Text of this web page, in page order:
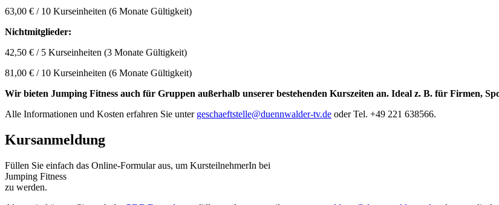
63,00 € / 10 Kurseinheiten (6 Monate Gültigkeit)
Nichtmitglieder:
42,50 € / 5 Kurseinheiten (3 Monate Gültigkeit)
81,00 € / 10 Kurseinheiten (6 Monate Gültigkeit)
Wir bieten Jumping Fitness auch für Gruppen außerhalb unserer bestehenden Kurszeiten an. Ideal z. B. für Firmen,
Alle Informationen und Kosten erfahren Sie unter geschaeftstelle@duennwalder-tv.de oder Tel. +49 221 638566.
Kursanmeldung
Füllen Sie einfach das Online-Formular aus, um KursteilnehmerIn bei
Jumping Fitness
zu werden.